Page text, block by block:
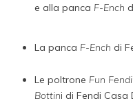
e alla panca F-Ench
La panca F-Ench di
Le poltrone Fun Fendi
Bottini di Fendi Casa